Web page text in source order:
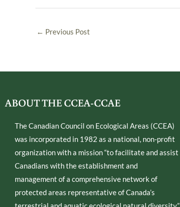
← Previous Post
ABOUT THE CCEA-CCAE
The Canadian Council on Ecological Areas (CCEA)
was incorporated in 1982 as a national, non-profit
organization with a mission “to facilitate and assist
Canadians with the establishment and
management of a comprehensive network of
protected areas representative of Canada’s